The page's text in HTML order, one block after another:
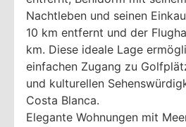
Nachtleben und seinen
10 km entfernt und der
km. Diese ideale Lage
einfachen Zugang zu
und kulturellen
Costa Blanca.
Elegante Wohnungen mit